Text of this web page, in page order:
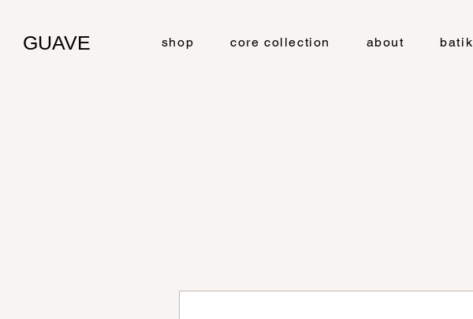
GUAVE shop core collection about batik